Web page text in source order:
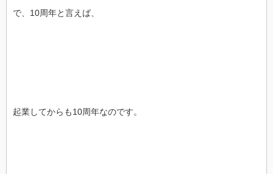
で、10周年と言えば、
起業してからも10周年なのです。